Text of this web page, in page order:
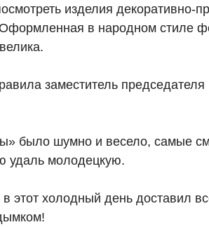
изделия декоративно-
в народном стиле
заместитель
было шумно и весело, самые
удаль молодецкую.
этот холодный день доставил